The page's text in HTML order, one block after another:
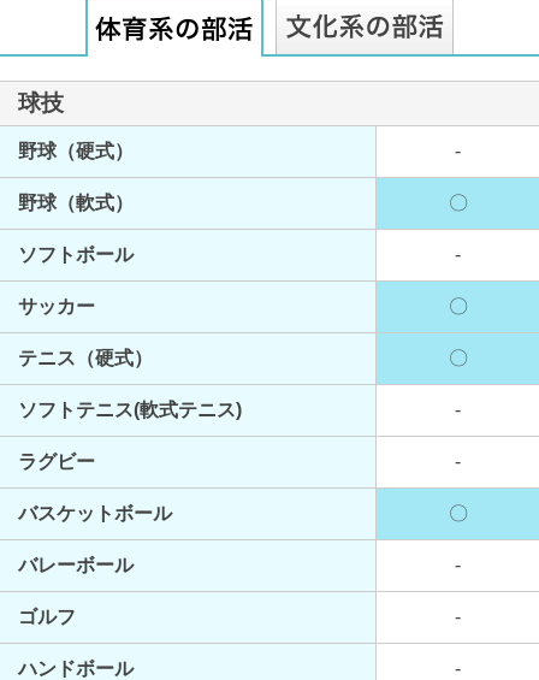
最近見た学校
ブックマークした学校はありません
球技
野球（硬式） -
野球（軟式） 〇
ソフトボール -
サッカー 〇
テニス（硬式） 〇
ソフトテニス(軟式テニス) -
ラグビー -
バスケットボール 〇
バレーボール -
ゴルフ -
ハンドボール -